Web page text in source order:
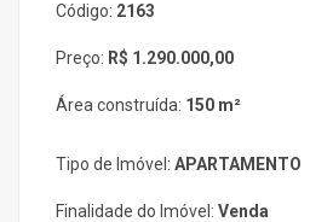
Código: 2163
Preço: R$ 1.290.000,00
Área construída: 150 m²
Tipo de Imóvel: APARTAMENTO
Finalidade do Imóvel: Venda